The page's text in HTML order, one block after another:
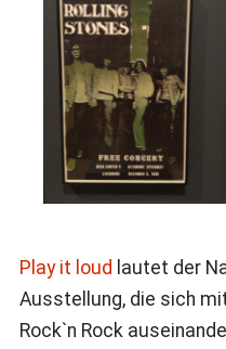
Play it loud lautet der
Ausstellung, die sich
Rock`n Rock